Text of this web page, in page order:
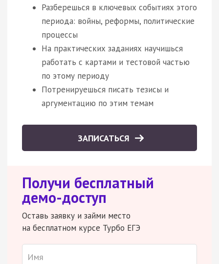
Разберешься в ключевых событиях этого
периода: войны, реформы, политические
процессы
На практических заданиях научишься
работать с картами и тестовой частью
по этому периоду
Потренируешься писать тезисы и
аргументацию по этим темам
ЗАПИСАТЬСЯ
Получи бесплатный
демо-доступ
Оставь заявку и займи место
на бесплатном курсе Турбо ЕГЭ